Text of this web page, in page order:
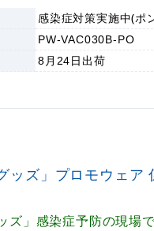
感染症対策実施中(ポ
PW-VAC030B-PO
8月24日出荷
ッズ」プロモウェア
ズ」感染症予防の現場